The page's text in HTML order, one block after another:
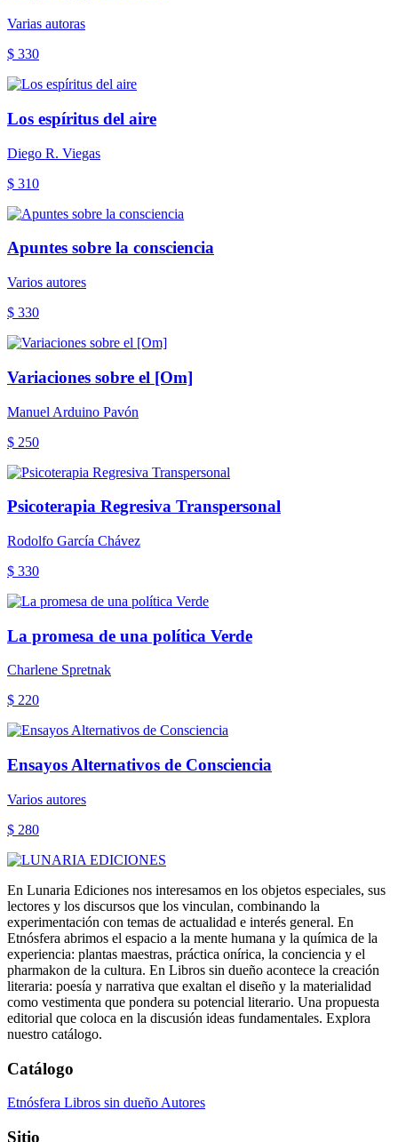
Varias autoras
$ 330
Los espíritus del aire
Diego R. Viegas
$ 310
Apuntes sobre la consciencia
Varios autores
$ 330
Variaciones sobre el [Om]
Manuel Arduino Pavón
$ 250
Psicoterapia Regresiva Transpersonal
Rodolfo García Chávez
$ 330
La promesa de una política Verde
Charlene Spretnak
$ 220
Ensayos Alternativos de Consciencia
Varios autores
$ 280
En Lunaria Ediciones nos interesamos en los objetos especiales, sus
lectores y los discursos que los vinculan, combinando la
experimentación con temas de actualidad e interés general. En
Etnósfera abrimos el espacio a la mente humana y la química de la
experiencia: plantas maestras, práctica onírica, la conciencia y el
pharmakon de la cultura. En Libros sin dueño acontece la creación
literaria: poesía y narrativa que exaltan el diseño y la materialidad
como vestimenta que pondera su potencial literario. Una propuesta
editorial que coloca en la discusión ideas fundamentales. Explora
nuestro catálogo.
Catálogo
Etnósfera Libros sin dueño Autores
Sitio